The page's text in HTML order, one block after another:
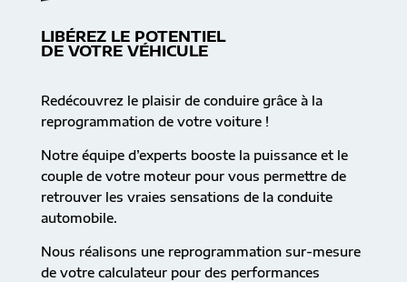
LIBÉREZ LE POTENTIEL
DE VOTRE VÉHICULE
Redécouvrez le plaisir de conduire grâce à la
reprogrammation de votre voiture !
Notre équipe d’experts booste la puissance et le
couple de votre moteur pour vous permettre de
retrouver les vraies sensations de la conduite
automobile.
Nous réalisons une reprogrammation sur-mesure
de votre calculateur pour des performances